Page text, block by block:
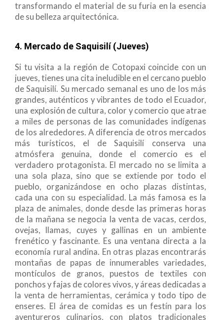
transformando el material de su furia en la esencia
de su belleza arquitectónica.
4. Mercado de Saquisilí (Jueves)
Si tu visita a la región de Cotopaxi coincide con un
jueves, tienes una cita ineludible en el cercano pueblo
de Saquisilí. Su mercado semanal es uno de los más
grandes, auténticos y vibrantes de todo el Ecuador,
una explosión de cultura, color y comercio que atrae
a miles de personas de las comunidades indígenas
de los alrededores. A diferencia de otros mercados
más turísticos, el de Saquisilí conserva una
atmósfera genuina, donde el comercio es el
verdadero protagonista. El mercado no se limita a
una sola plaza, sino que se extiende por todo el
pueblo, organizándose en ocho plazas distintas,
cada una con su especialidad. La más famosa es la
plaza de animales, donde desde las primeras horas
de la mañana se negocia la venta de vacas, cerdos,
ovejas, llamas, cuyes y gallinas en un ambiente
frenético y fascinante. Es una ventana directa a la
economía rural andina. En otras plazas encontrarás
montañas de papas de innumerables variedades,
montículos de granos, puestos de textiles con
ponchos y fajas de colores vivos, y áreas dedicadas a
la venta de herramientas, cerámica y todo tipo de
enseres. El área de comidas es un festín para los
aventureros culinarios, con platos tradicionales